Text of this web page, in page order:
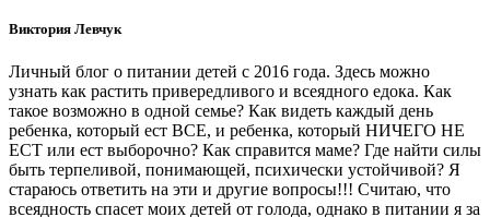
Виктория Левчук
Личный блог о питании детей с 2016 года. Здесь можно
узнать как растить привередливого и всеядного едока. Как
такое возможно в одной семье? Как видеть каждый день
ребенка, который ест ВСЕ, и ребенка, который НИЧЕГО НЕ
ЕСТ или ест выборочно? Как справится маме? Где найти силы
быть терпеливой, понимающей, психически устойчивой? Я
стараюсь ответить на эти и другие вопросы!!! Считаю, что
всеядность спасет моих детей от голода, однако в питании я за